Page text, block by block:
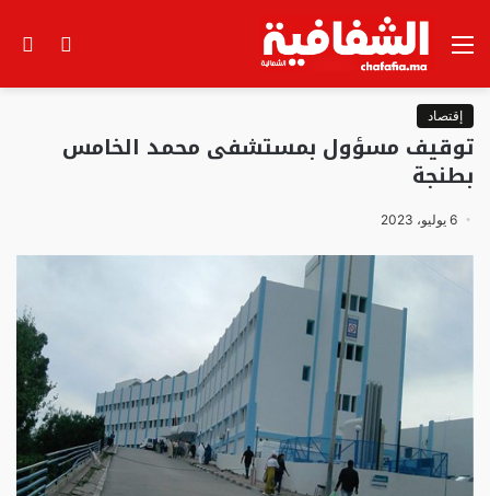
الوضع
القائمة
إقتصاد
توقيف مسؤول بمستشفى محمد الخامس
بطنجة
6 يوليو، 2023